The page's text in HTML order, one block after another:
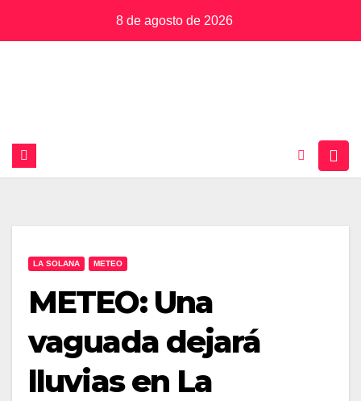
8 de agosto de 2026
LA SOLANA METEO
METEO: Una
vaguada dejará
lluvias en La